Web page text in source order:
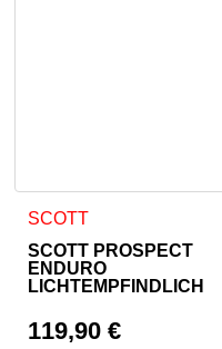
SCOTT
SCOTT PROSPECT
ENDURO
LICHTEMPFINDLICH
119,90€